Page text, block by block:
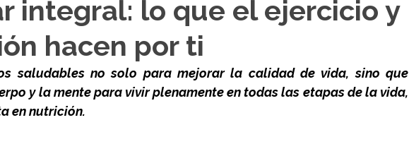
integral: lo que el ejercicio y
hacen por ti
saludables no solo para mejorar la calidad de vida, sino que
y la mente para vivir plenamente en todas las etapas de la vida,
en nutrición.